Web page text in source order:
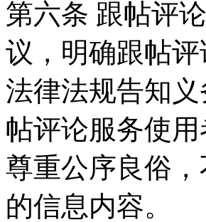
第六条 跟帖评
议，明确跟帖
法律法规告知
帖评论服务使
尊重公序良俗
的信息内容。